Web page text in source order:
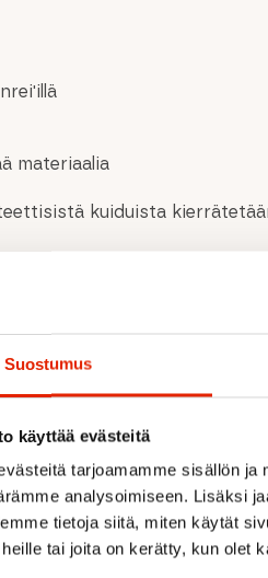
Suostumus
käyttää evästeitä
tarjoamamme sisällön
analysoimiseen. Lisäksi
tietoja siitä, miten käytät
tai joita on kerätty, kun olet
materiaalia
kuiduista
erinomaisen eristyksen
ja monikanavaisten
kehon lämpö vapautuu
aikana.
tarjoaa mukavan
ja vettä hylkivän. Sivupaneelit
joustavasta warm1 stretch -
ja urheilullisen istuvuuden
ja säältä suojaava
helpon pääsyn
helmassa. Se on
sopii erityisen hyvin keski-
maastojuoksuun sekä